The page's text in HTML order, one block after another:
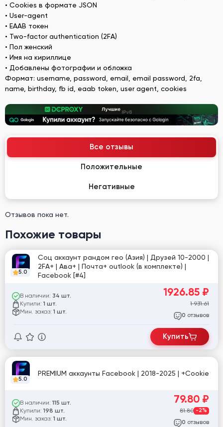
• Cookies в формате JSON
• User-agent
• EAAB токен
• Two-factor authentication (2FA)
• Пол женский
• Имя на кириллице
• Добавлены фотографии и обложка
Формат: username, password, email, email password, 2fa,
name, birthday, fb id, eaab token, user agent, cookies
Все отзывы
Положительные
Негативные
Отзывов пока нет.
Похожие товары
5.0
Соц аккаунт рандом гео (Азия) | Друзей 10-2000 |
2FA+ | Ава+ | Почта+ outlook (в комплекте) |
Facebook [#4]
В наличии: 34 шт.
Купили: 1 шт.
Мин. заказ: 1 шт.
1926.85 ₽
1 931.61
0 отзывов
Купить
5.0
PREMIUM аккаунты Facebook | 2018-2025 | +Cookie
В наличии: 115 шт.
Купили: 198 шт.
Мин. заказ: 1 шт.
79.80 ₽
81.80 -2%
0 отзывов